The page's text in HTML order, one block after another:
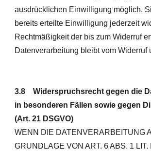
ausdrücklichen Einwilligung möglich.
bereits erteilte Einwilligung jederzeit
Rechtmäßigkeit der bis zum Widerruf
Datenverarbeitung bleibt vom Widerruf
3.8 Widerspruchsrecht gegen die
in besonderen Fällen sowie gegen
(Art. 21 DSGVO)
WENN DIE DATENVERARBEITUNG
GRUNDLAGE VON ART. 6 ABS. 1 LIT.